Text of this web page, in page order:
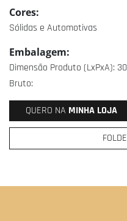
Cores:
Sólidas e Automotivas
Embalagem:
Dimensão Produto (LxPxA):
Bruto:
QUERO NA MINHA LOJA